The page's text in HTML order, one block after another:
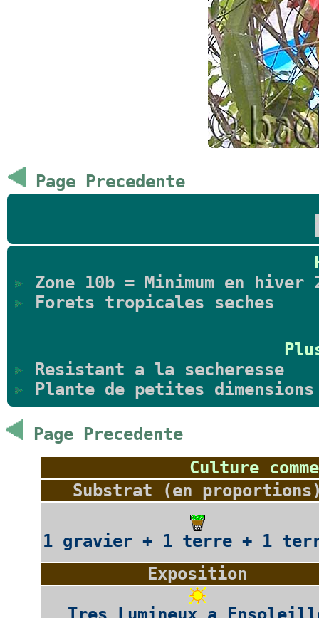
Page Precedente
Zone 10b = Minimum en
Forets tropicales seches
Resistant a la secheresse
Plante de petites dimensions
Page Precedente
Culture
Substrat (en
1 gravier + 1 terre + 1
Exposition